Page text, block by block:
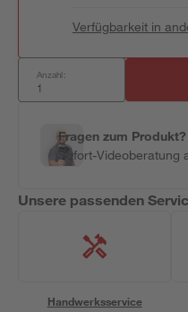
Verfügbarkeit in
Anzahl:
Fragen zum Produkt?
Sofort-Videoberatung
Unsere passenden
Handwerksservice